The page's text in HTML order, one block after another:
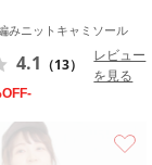
みニットキャミソール
4.1 （13）
レビュー
を見る